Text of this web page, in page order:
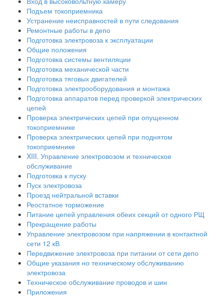
Подъем токоприемника
Устранение неисправностей в пути следования
Ремонтные работы в депо
Подготовка электровоза к эксплуатации
Общие положения
Подготовка системы вентиляции
Подготовка механической части
Подготовка тяговых двигателей
Подготовка электрооборудования и монтажа
Подготовка аппаратов перед проверкой электрических
цепей
Проверка электрических цепей при опущенном
токоприемнике
Проверка электрических цепей при поднятом
токоприемнике
XIII. Управление электровозом и техническое
обслуживание
Подготовка к пуску
Пуск электровоза
Проезд нейтральной вставки
Реостатное торможение
Питание цепей управления обеих секций от одного РЩ
Прекращение работы
Управление электровозом при напряжении в контактной
сети 12 кВ
Передвижение электровоза при питании от сети депо
Общие указания но техническому обслуживанию
электровоза
Техническое обслуживание проводов и шин
Приложения